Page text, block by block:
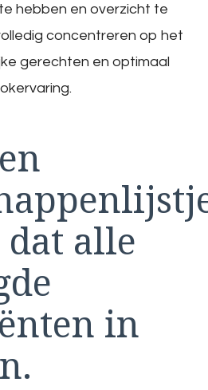
hebben en overzicht te
concentreren op het
gerechten en optimaal
dat alle
in